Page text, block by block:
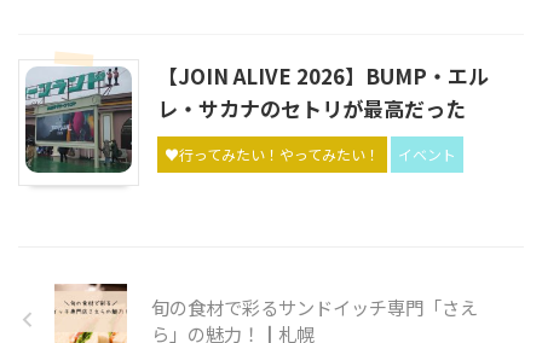
【JOIN ALIVE 2026】BUMP・エル
レ・サカナのセトリが最高だった
♥行ってみたい！やってみたい！ イベント
旬の食材で彩るサンドイッチ専門「さえ
ら」の魅力！┃札幌